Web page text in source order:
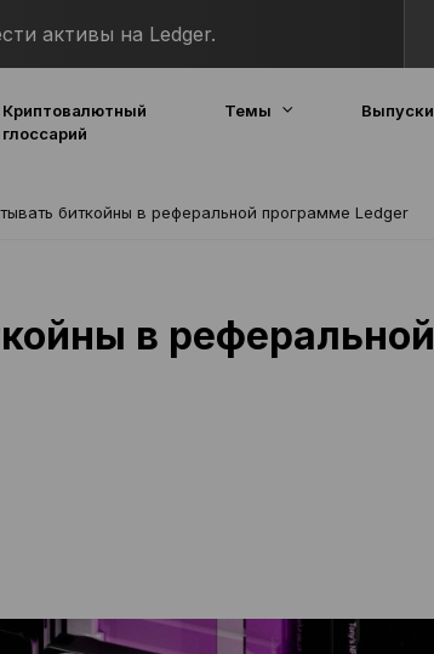
активы на Ledger.
Криптовалютный
глоссарий
Темы Выпуски
биткойны в реферальной программе Ledger
в реферальной